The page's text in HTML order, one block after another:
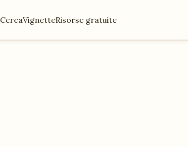
CercaVignetteRisorse gratuite